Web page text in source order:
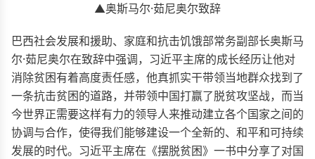
▲奥斯马尔·茹尼奥尔致辞
巴西社会发展和援助、家庭和抗击饥饿部常务副部长奥斯马
尔·茹尼奥尔在致辞中强调，习近平主席的成长经历让他对
消除贫困有着高度责任感，他真抓实干带领当地群众找到了
一条抗击贫困的道路，并带领中国打赢了脱贫攻坚战，而当
今世界正需要这样有力的领导人来推动建立各个国家之间的
协调与合作，使得我们能够建设一个全新的、和平和可持续
发展的时代。习近平主席在《摆脱贫困》一书中分享了对国